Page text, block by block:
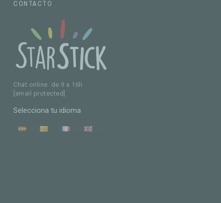
CONTACTO
Chat online de 9 a 16h
[email protected]
Selecciona tu idioma
ES CA FR